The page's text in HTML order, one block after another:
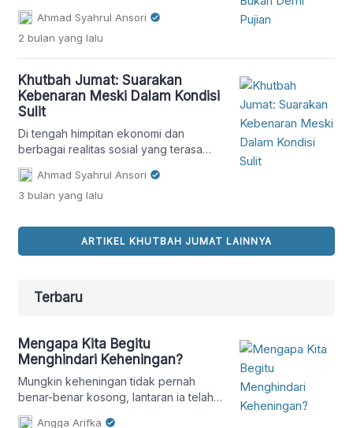
juga tentang menyembelih ego,
gengsi, dan keinginan dipuji manusia.
Melalui refleksi Surah Al-Kautsar,
benar lillahi ta’ala.
Ahmad Syahrul Ansori
2 bulan yang lalu
Khutbah Jumat: Suarakan
Kebenaran Meski Dalam Kondisi
Sulit
Di tengah himpitan ekonomi dan
berbagai realitas sosial yang terasa
semakin berat, umat Islam tidak boleh
kehilangan keberanian untuk
menyuarakan kebenaran. Khutbah
tetap teguh menolak kezaliman, serta
menjaga iman meskipun berada dalam
kondisi yang sulit.
Ahmad Syahrul Ansori
3 bulan yang lalu
ARTIKEL KHUTBAH JUMAT LAINNYA
Terbaru
Mengapa Kita Begitu
Menghindari Keheningan?
Mungkin keheningan tidak pernah
benar-benar kosong, lantaran ia telah
dengan sabar menanti kita untuk
Angga Arifka